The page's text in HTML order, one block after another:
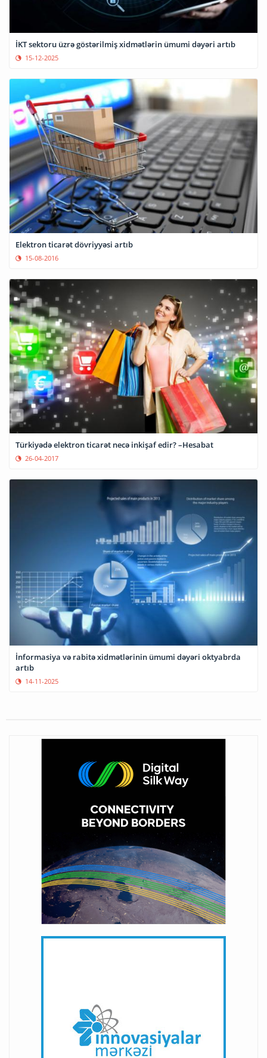
İKT sektoru üzrə göstərilmiş xidmətlərin ümumi dəyəri artıb
15-12-2025
Elektron ticarət dövriyyəsi artıb
15-08-2016
Türkiyədə elektron ticarət necə inkişaf edir? –Hesabat
26-04-2017
İnformasiya və rabitə xidmətlərinin ümumi dəyəri oktyabrda
artıb
14-11-2025